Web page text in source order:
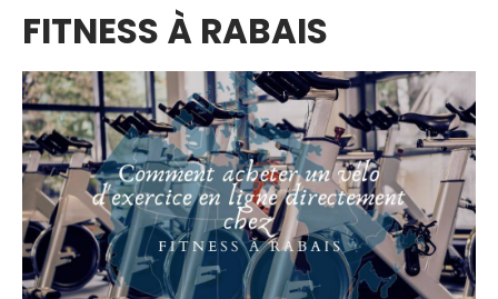
FITNESS À RABAIS